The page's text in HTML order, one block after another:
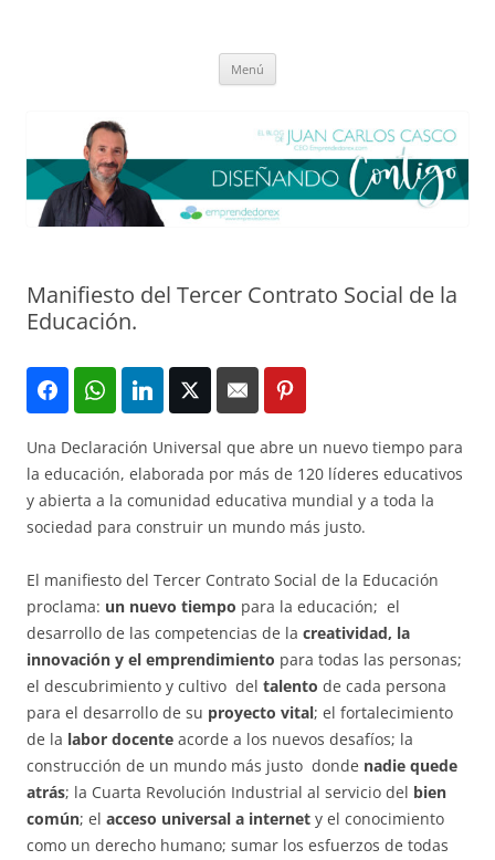
Menú
Manifiesto del Tercer Contrato Social de la
Educación.
Una Declaración Universal que abre un nuevo tiempo para
la educación, elaborada por más de 120 líderes educativos
y abierta a la comunidad educativa mundial y a toda la
sociedad para construir un mundo más justo.
El manifiesto del Tercer Contrato Social de la Educación
proclama: un nuevo tiempo para la educación; el
desarrollo de las competencias de la creatividad, la
innovación y el emprendimiento para todas las personas;
el descubrimiento y cultivo del talento de cada persona
para el desarrollo de su proyecto vital; el fortalecimiento
de la labor docente acorde a los nuevos desafíos; la
construcción de un mundo más justo donde nadie quede
atrás; la Cuarta Revolución Industrial al servicio del bien
común; el acceso universal a internet y el conocimiento
como un derecho humano; sumar los esfuerzos de todas